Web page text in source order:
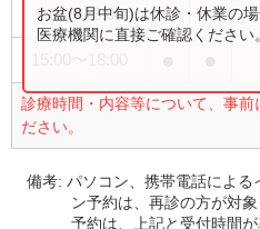
9:00〜13:00
診療時間・内容等について、事前
ださい。
お盆(8月中旬)は休診・休業の
医療機関に直接ご確認ください。
備考:パソコン、携帯電話による
ン予約は、再診の方が対
予約は、上記と受付時間